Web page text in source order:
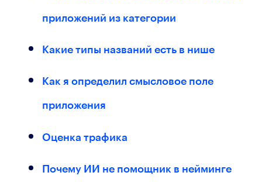
приложений из категории
Какие типы названий есть в нише
Как я определил смысловое поле
приложения
Оценка трафика
Почему ИИ не помощник в нейминге